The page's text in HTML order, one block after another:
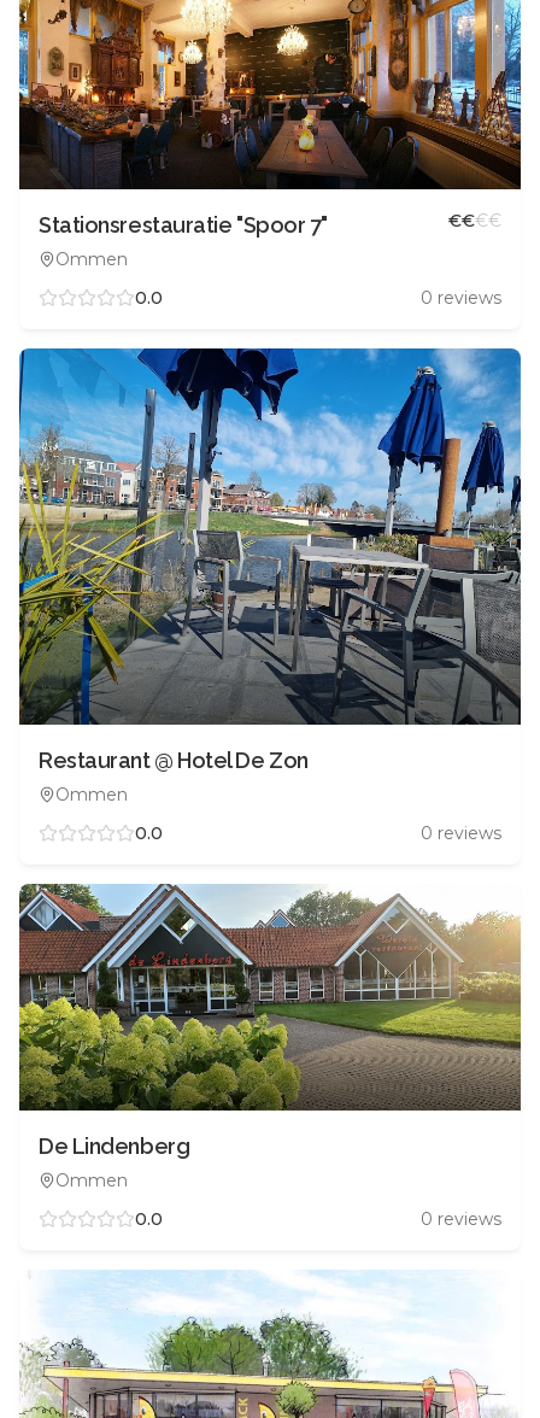
Stationsrestauratie "Spoor 7"
Ommen
€€€€
0.0 0 reviews
Restaurant @ Hotel De Zon
Ommen
0.0
0 reviews
De Lindenberg
Ommen
0.0
0 reviews